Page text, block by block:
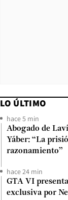
LO ÚLTIMO
hace 5 min
Abogado de
Yáber: “La
razonamiento”
hace 24 min
GTA VI
exclusiva por